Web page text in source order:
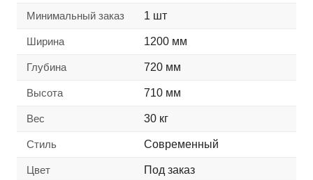
Минимальный заказ 1 шт
Ширина 1200 мм
Глубина 720 мм
Высота 710 мм
Вес 30 кг
Стиль Современный
Цвет Под заказ